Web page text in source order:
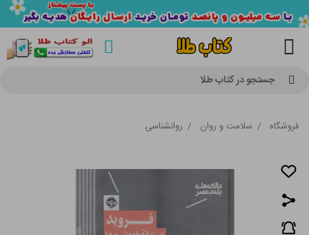
جستجو در کتاب طلا
فروشگاه / سلامت و روان / روانشناسی